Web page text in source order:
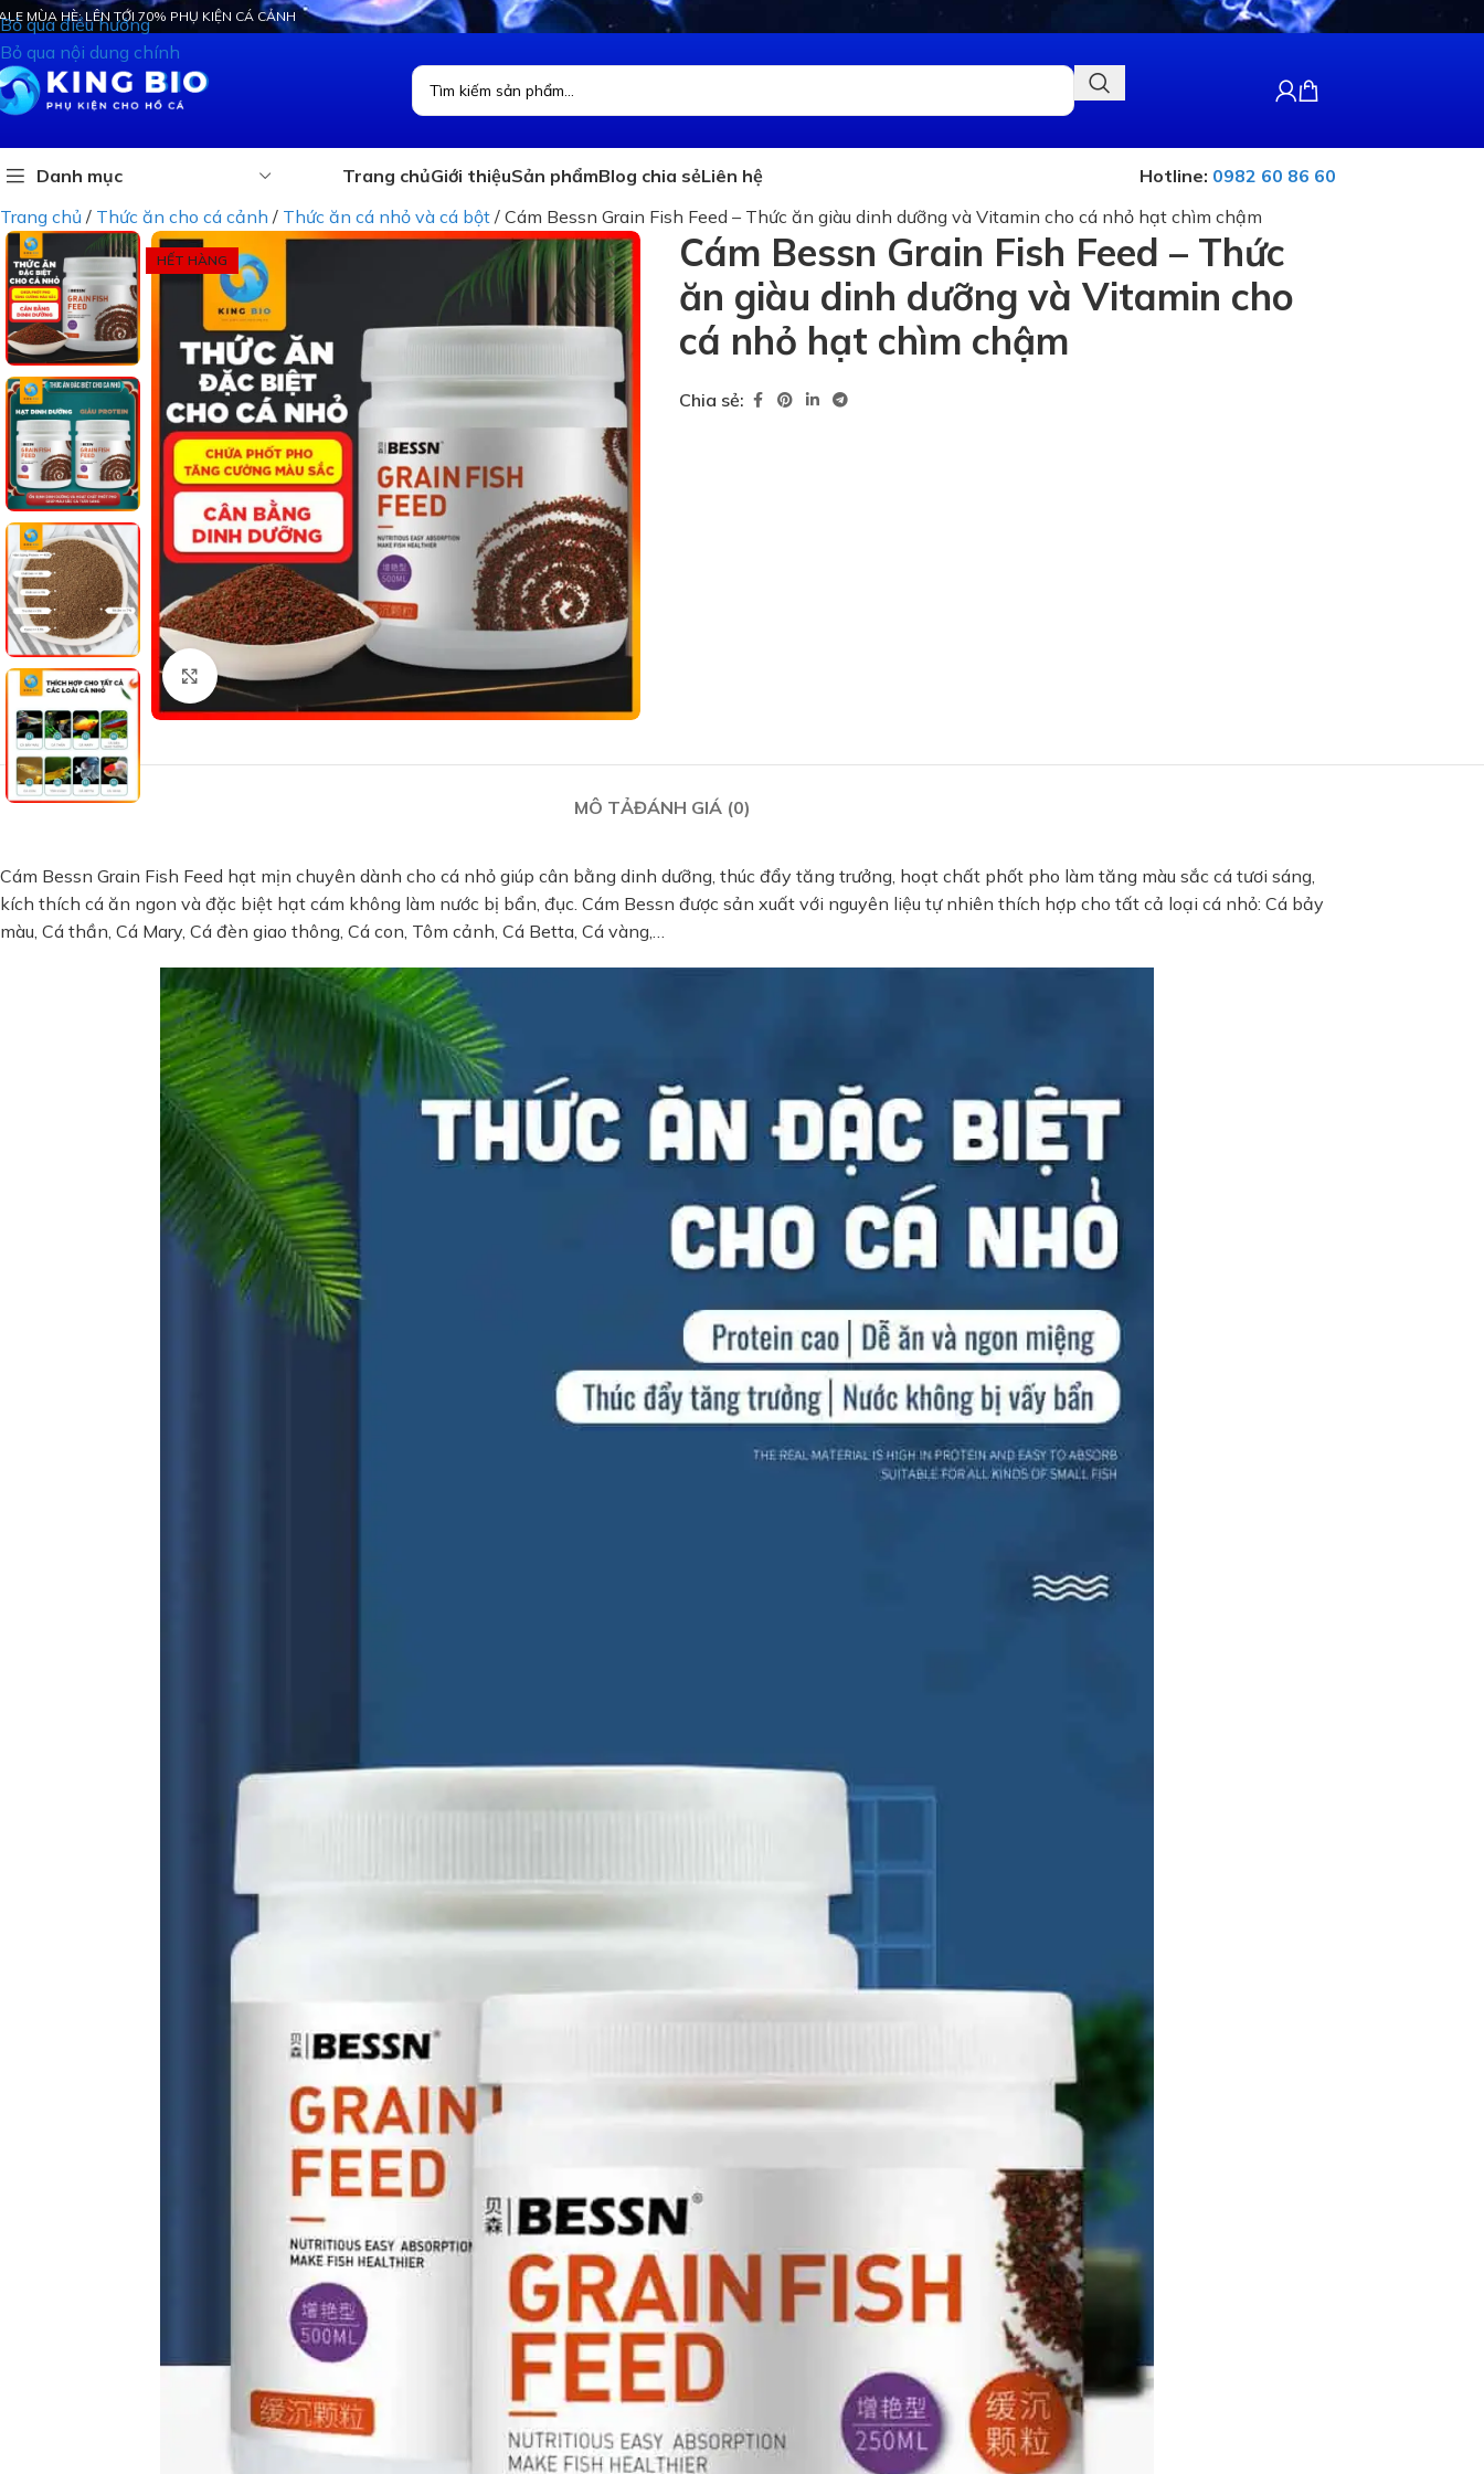
Bỏ qua điều hướng
Bỏ qua nội dung chính
MÙA HÈ: LÊN TỚI 70% PHỤ KIỆN CÁ CẢNH
Danh mục Trang chủGiới thiệuSản phẩmBlog chia sẻLiên hệ Hotline: 0982 60 86 60
Trang chủ / Thức ăn cho cá cảnh / Thức ăn cá nhỏ và cá bột / Cám Bessn Grain Fish Feed – Thức ăn giàu dinh dưỡng và Vitamin cho cá nhỏ hạt chìm chậm
HẾT HÀNG
Xem ảnh lớn
Cám Bessn Grain Fish Feed – Thức
ăn giàu dinh dưỡng và Vitamin cho
cá nhỏ hạt chìm chậm
Chia sẻ:
MÔ TẢĐÁNH GIÁ (0)
Cám Bessn Grain Fish Feed hạt mịn chuyên dành cho cá nhỏ giúp cân bằng dinh dưỡng, thúc đẩy tăng trưởng, hoạt chất phốt pho làm tăng màu sắc cá tươi sáng,
kích thích cá ăn ngon và đặc biệt hạt cám không làm nước bị bẩn, đục. Cám Bessn được sản xuất với nguyên liệu tự nhiên thích hợp cho tất cả loại cá nhỏ: Cá bảy
màu, Cá thần, Cá Mary, Cá đèn giao thông, Cá con, Tôm cảnh, Cá Betta, Cá vàng,…